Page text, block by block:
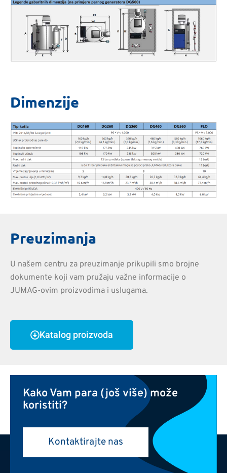
Dimenzije
Preuzimanja
U našem centru za preuzimanje prikupili smo brojne
dokumente koji vam pružaju važne informacije o
JUMAG-ovim proizvodima i uslugama.
Katalog proizvoda
Kako Vam para (još više) može
koristiti?
Kontaktirajte nas